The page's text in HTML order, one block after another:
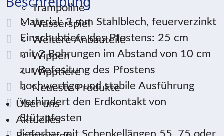
Trampoline
Wasserspiel
Weitere Anbauteile
Wippen
Wipptiere
Neueste Produkte
Über uns
Aktuelles
Material: 3 mm Stahlblech, feuerverzinkt
Einschubtiefe des Pfostens: 25 cm
mit 2 Bohrungen im Abstand von 10 cm
zur Befesitung des Pfostens
hochwertige und stabile Ausführung
verhindert den Erdkontakt von
Stützpfosten
lieferbar mit Schenkellängen 55, 75 oder